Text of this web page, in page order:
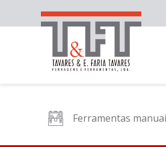
Ferramentas